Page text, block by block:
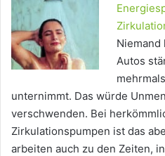
Niemand
Autos
unternimmt. Das würde
verschwenden. Bei
Zirkulationspumpen ist das
arbeiten auch zu den Zeiten,